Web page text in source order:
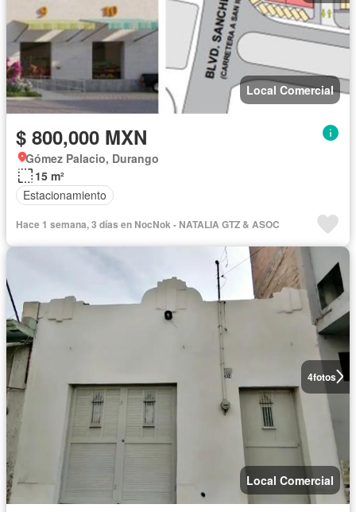
Local Comercial
$ 800,000 MXN
Gómez Palacio, Durango
15 m²
Estacionamiento
Hace 1 semana, 3 días en NocNok - NATALIA GTZ & ASOC
4fotos
Local Comercial